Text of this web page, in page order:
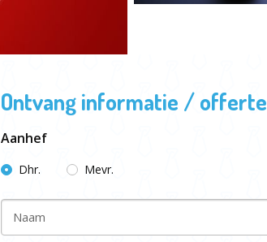
Ontvang informatie / offerte
Aanhef
Dhr. Mevr.
Naam